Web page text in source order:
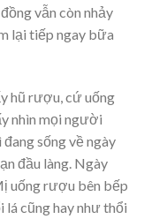
vẫn còn nhảy
lại tiếp ngay bữa
hũ rượu, cứ uống
nhìn mọi người
sống về ngày
đầu làng. Ngày
uống rượu bên bếp
lá cũng hay như thổi